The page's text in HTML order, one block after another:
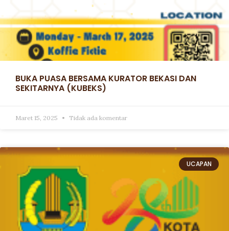
BUKA PUASA BERSAMA KURATOR BEKASI DAN
SEKITARNYA (KUBEKS)
Maret 15, 2025 Tidak ada komentar
UCAPAN